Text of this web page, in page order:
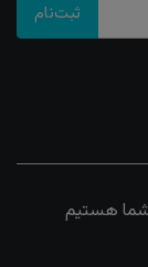
ثبت‌نام